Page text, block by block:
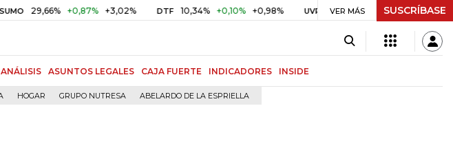
29,66% +0,87% +3,02% DTF 10,34% +0,10% +0,98% UVR $ 416,96 +$ 0,05 +0,01%
VER MÁS SUSCRÍBASE
ANÁLISIS ASUNTOS LEGALES CAJA FUERTE INDICADORES INSIDE
HOGAR GRUPO NUTRESA ABELARDO DE LA ESPRIELLA